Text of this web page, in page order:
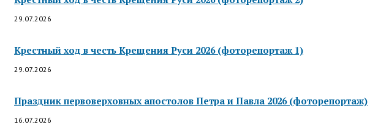
29.07.2026
Крестный ход в честь Крещения Руси 2026 (фоторепортаж 1)
29.07.2026
Праздник первоверховных апостолов Петра и Павла 2026 (фоторепортаж)
16.07.2026